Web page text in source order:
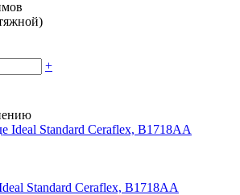
+
Standard Ceraflex, B1718AA